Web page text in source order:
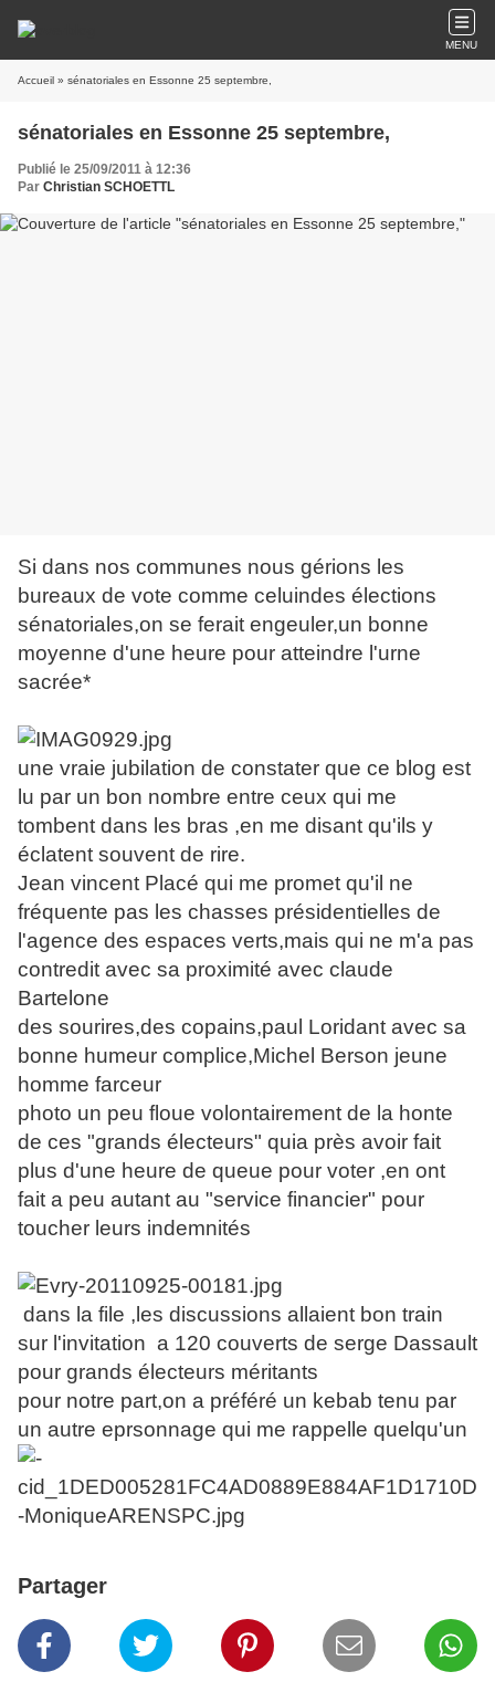
MENU
Accueil » sénatoriales en Essonne 25 septembre,
sénatoriales en Essonne 25 septembre,
Publié le 25/09/2011 à 12:36
Par Christian SCHOETTL
Si dans nos communes nous gérions les
bureaux de vote comme celuindes élections
sénatoriales,on se ferait engeuler,un bonne
moyenne d'une heure pour atteindre l'urne
sacrée*
une vraie jubilation de constater que ce blog est
lu par un bon nombre entre ceux qui me
tombent dans les bras ,en me disant qu'ils y
éclatent souvent de rire.
Jean vincent Placé qui me promet qu'il ne
fréquente pas les chasses présidentielles de
l'agence des espaces verts,mais qui ne m'a pas
contredit avec sa proximité avec claude
Bartelone
des sourires,des copains,paul Loridant avec sa
bonne humeur complice,Michel Berson jeune
homme farceur
photo un peu floue volontairement de la honte
de ces "grands électeurs" quia près avoir fait
plus d'une heure de queue pour voter ,en ont
fait a peu autant au "service financier" pour
toucher leurs indemnités
dans la file ,les discussions allaient bon train
sur l'invitation a 120 couverts de serge Dassault
pour grands électeurs méritants
pour notre part,on a préféré un kebab tenu par
un autre eprsonnage qui me rappelle quelqu'un
Partager